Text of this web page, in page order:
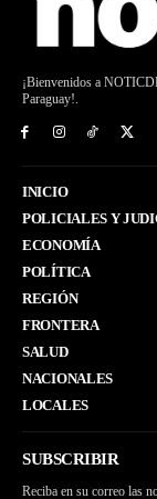
¡Bienvenidos a
Paraguay!.
INICIO
POLICIALES Y
ECONOMÍA
POLÍTICA
REGIÓN
FRONTERA
SALUD
NACIONALES
LOCALES
SUBSCRIBIR
Reciba en su correo las